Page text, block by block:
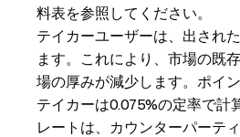
料表を参照してください。
テイカーユーザーは、出され
ます。これにより、市場の既
場の厚みが減少します。ポイ
テイカーは0.075%の定率で計
レートは、カウンターパーテ